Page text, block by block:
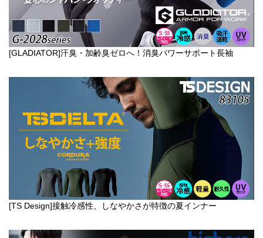
[GLADIATOR]汗臭・加齢臭ゼロへ！消臭パワーサポート長袖
[TS Design]接触冷感性、しなやかさが特徴の夏インナー